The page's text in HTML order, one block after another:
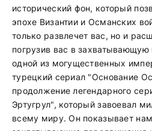
исторический фон, который
эпохе Византии и Османских
только развлечет вас, но и
погрузив вас в захватывающую
одной из могущественных
турецкий сериал "Основание
продолжение легендарного
Эртугрул", который завоевал
всему миру. Он показывает